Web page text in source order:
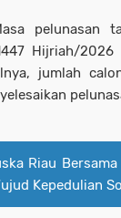
pelunasan
Hijriah/2026
jumlah
Riau Bersama
Kepedulian